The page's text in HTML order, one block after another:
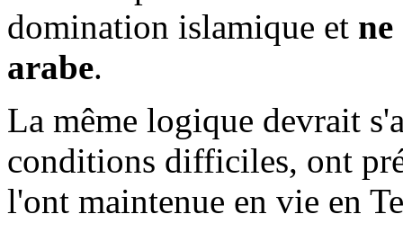
domination islamique et
arabe.
La même logique devrait
conditions difficiles, ont
l'ont maintenue en vie en